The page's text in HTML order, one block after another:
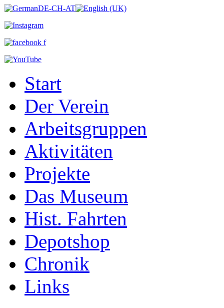
Start
Der Verein
Arbeitsgruppen
Aktivitäten
Projekte
Das Museum
Hist. Fahrten
Depotshop
Chronik
Links